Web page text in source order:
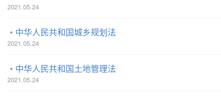
2021.05.24
中华人民共和国城乡规划法
2021.05.24
中华人民共和国土地管理法
2021.05.24